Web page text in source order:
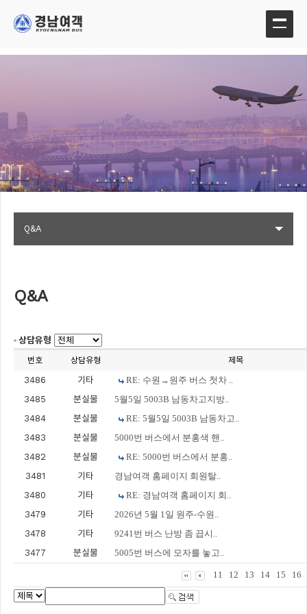
Q&A
Q&A
상담유형
번호 상담유형 제목
3486 기타
RE: 수원→원주 버스 첫차 ..
3485
분실물
5월5일 5003B 남동차고지방..
3484
분실물
RE: 5월5일 5003B 남동차고..
3483
분실물
5000번 버스에서 분홍색 핸..
3482
분실물
RE: 5000번 버스에서 분홍..
3481
기타
경남여객 홈페이지 회원탈..
3480
기타
RE: 경남여객 홈페이지 회..
3479
기타
2026년 5월 1일 원주-수원..
3478
기타
9241번 버스 난방 좀 끕시..
3477
분실물 5005번 버스에 모자를 놓고..
11 12 13 14 15 16